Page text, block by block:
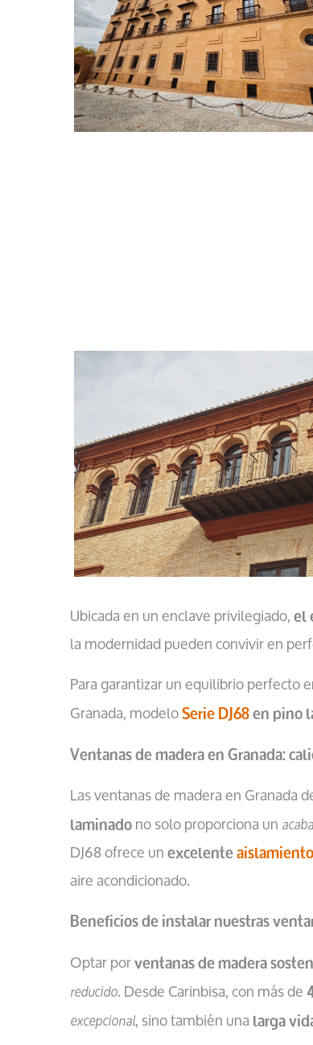
Ubicada en un enclave privilegiado, el
la modernidad pueden convivir en
Para garantizar un equilibrio perfecto
Granada, modeloSerie DJ68en pino
Ventanas de madera en Granada:
Las ventanas de madera en Granada
laminado no solo proporciona un
DJ68 ofrece un excelente
aire acondicionado.
Beneficios de instalar nuestras
Optar porventanas de madera
reducido. Desde Carinbisa, con más de
excepcional, sino también una larga